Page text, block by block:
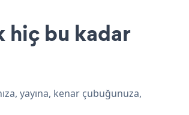
hiç bu kadar
yayına, kenar çubuğunuza,